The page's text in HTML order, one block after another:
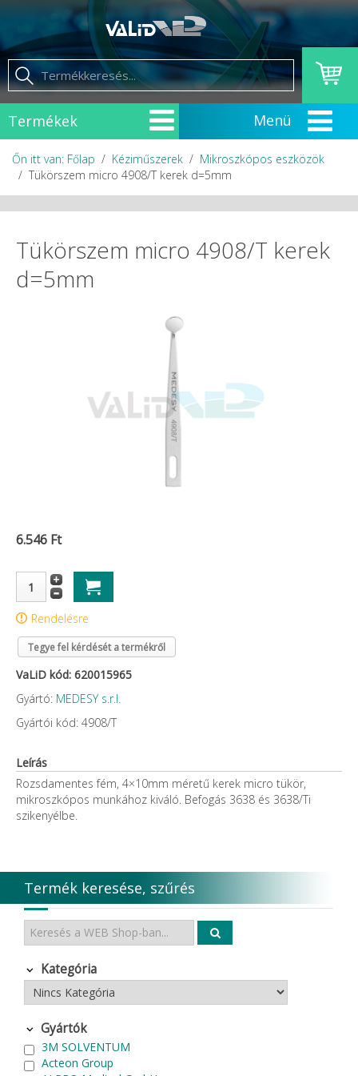
Termékek
Őn itt van: Főlap Kéziműszerek
Mikroszkópos eszközök
Tükörszem micro 4908/T kerek d=5mm
Tükörszem micro 4908/T kerek
d=5mm
6.546 Ft
Rendelésre
Tegye fel kérdését a termékről
VaLiD kód: 620015965
Gyártó: MEDESY s.r.l.
Gyártói kód: 4908/T
Leírás
Rozsdamentes fém, 4×10mm méretű kerek micro tükör,
mikroszkópos munkához kiváló. Befogás 3638 és 3638/Ti
szikenyélbe.
Termék keresése, szűrés
Kategória
Gyártók
3M SOLVENTUM
Acteon Group